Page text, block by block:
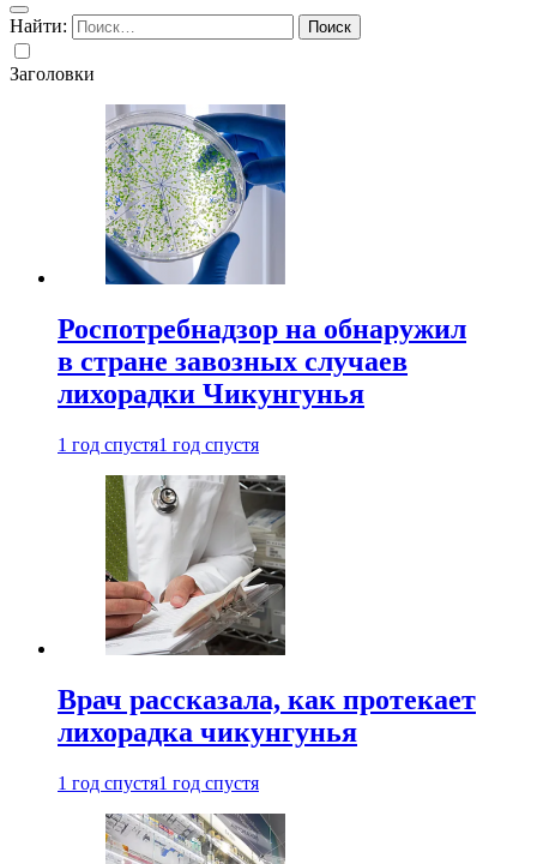
Найти:
Заголовки
Роспотребнадзор на обнаружил
в стране завозных случаев
лихорадки Чикунгунья
1 год спустя1 год спустя
Врач рассказала, как протекает
лихорадка чикунгунья
1 год спустя1 год спустя